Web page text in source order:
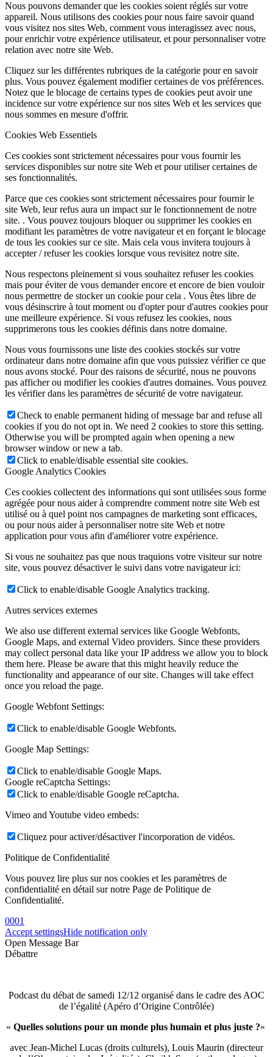
Nous pouvons demander que les cookies soient réglés sur votre
appareil. Nous utilisons des cookies pour nous faire savoir quand
vous visitez nos sites Web, comment vous interagissez avec nous,
pour enrichir votre expérience utilisateur, et pour personnaliser votre
relation avec notre site Web.
Cliquez sur les différentes rubriques de la catégorie pour en savoir
plus. Vous pouvez également modifier certaines de vos préférences.
Notez que le blocage de certains types de cookies peut avoir une
incidence sur votre expérience sur nos sites Web et les services que
nous sommes en mesure d'offrir.
Cookies Web Essentiels
Ces cookies sont strictement nécessaires pour vous fournir les
services disponibles sur notre site Web et pour utiliser certaines de
ses fonctionnalités.
Parce que ces cookies sont strictement nécessaires pour fournir le
site Web, leur refus aura un impact sur le fonctionnement de notre
site. . Vous pouvez toujours bloquer ou supprimer les cookies en
modifiant les paramètres de votre navigateur et en forçant le blocage
de tous les cookies sur ce site. Mais cela vous invitera toujours à
accepter / refuser les cookies lorsque vous revisitez notre site.
Nous respectons pleinement si vous souhaitez refuser les cookies
mais pour éviter de vous demander encore et encore de bien vouloir
nous permettre de stocker un cookie pour cela . Vous êtes libre de
vous désinscrire à tout moment ou d'opter pour d'autres cookies pour
une meilleure expérience. Si vous refusez les cookies, nous
supprimerons tous les cookies définis dans notre domaine.
Nous vous fournissons une liste des cookies stockés sur votre
ordinateur dans notre domaine afin que vous puissiez vérifier ce que
nous avons stocké. Pour des raisons de sécurité, nous ne pouvons
pas afficher ou modifier les cookies d'autres domaines. Vous pouvez
les vérifier dans les paramètres de sécurité de votre navigateur.
Check to enable permanent hiding of message bar and refuse all
cookies if you do not opt in. We need 2 cookies to store this setting.
Otherwise you will be prompted again when opening a new
browser window or new a tab.
Click to enable/disable essential site cookies.
Google Analytics Cookies
Ces cookies collectent des informations qui sont utilisées sous forme
agrégée pour nous aider à comprendre comment notre site Web est
utilisé ou à quel point nos campagnes de marketing sont efficaces,
ou pour nous aider à personnaliser notre site Web et notre
application pour vous afin d'améliorer votre expérience.
Si vous ne souhaitez pas que nous traquions votre visiteur sur notre
site, vous pouvez désactiver le suivi dans votre navigateur ici:
Click to enable/disable Google Analytics tracking.
Autres services externes
We also use different external services like Google Webfonts,
Google Maps, and external Video providers. Since these providers
may collect personal data like your IP address we allow you to block
them here. Please be aware that this might heavily reduce the
functionality and appearance of our site. Changes will take effect
once you reload the page.
Google Webfont Settings:
Click to enable/disable Google Webfonts.
Google Map Settings:
Click to enable/disable Google Maps.
Google reCaptcha Settings:
Click to enable/disable Google reCaptcha.
Vimeo and Youtube video embeds:
Cliquez pour activer/désactiver l'incorporation de vidéos.
Politique de Confidentialité
Vous pouvez lire plus sur nos cookies et les paramètres de
confidentialité en détail sur notre Page de Politique de
Confidentialité.
0001
Accept settingsHide notification only
Open Message Bar
Débattre
Podcast du débat de samedi 12/12 organisé dans le cadre des AOC
de l’égalité (Apéro d’Origine Contrôlée)
« Quelles solutions pour un monde plus humain et plus juste ?«
avec Jean-Michel Lucas (droits culturels), Louis Maurin (directeur